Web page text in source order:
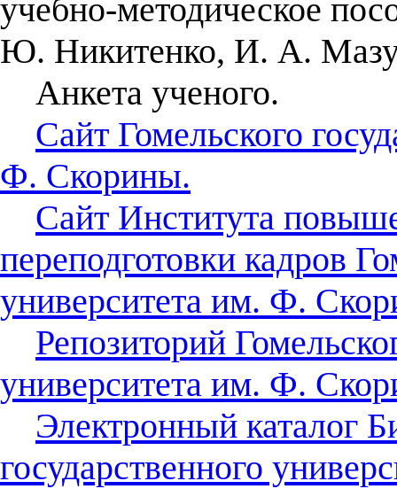
учебно-методическое
Ю. Никитенко, И. А.
Анкета ученого.
Сайт Гомельского
Ф. Скорины.
Сайт Института
переподготовки кадров
университета им. Ф.
Репозиторий
университета им. Ф.
Электронный каталог
государственного